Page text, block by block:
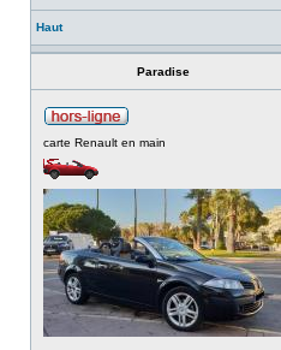
Haut
Paradise
carte Renault en main